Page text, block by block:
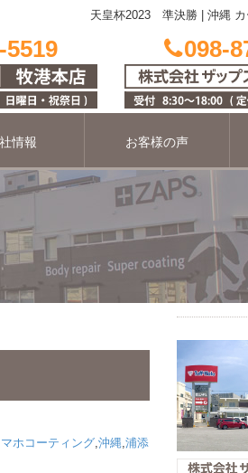
天皇杯2023 準決勝 沖縄
5519 098-
情報 お客様の声
ホコーティング,沖縄,浦添